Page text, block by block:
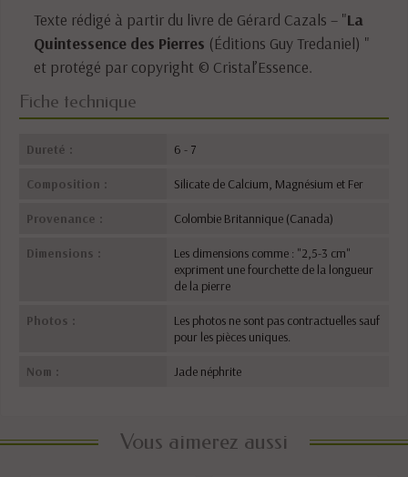
Texte rédigé à partir du livre de Gérard Cazals – "La
Quintessence des Pierres (Éditions Guy Tredaniel) "
et protégé par copyright © Cristal’Essence.
Fiche technique
Dureté : 6 - 7
Composition : Silicate de Calcium, Magnésium et Fer
Provenance : Colombie Britannique (Canada)
Dimensions :
Les dimensions comme : "2,5-3 cm"
expriment une fourchette de la longueur
de la pierre
Photos :
Les photos ne sont pas contractuelles sauf
pour les pièces uniques.
Nom : Jade néphrite
Vous aimerez aussi